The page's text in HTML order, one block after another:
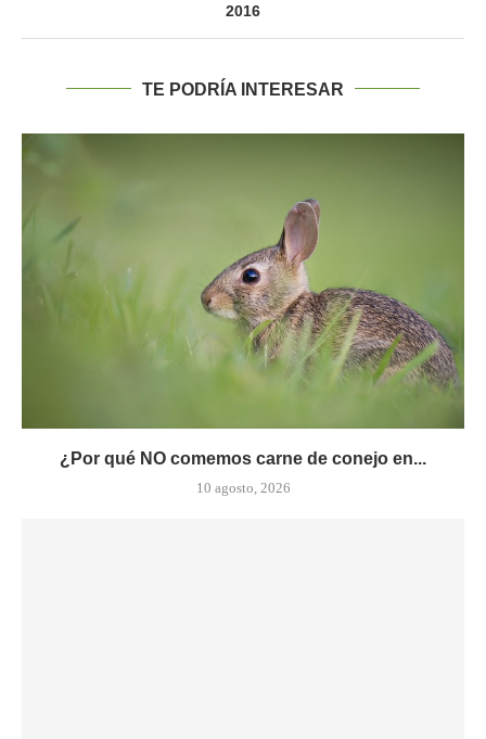
2016
TE PODRÍA INTERESAR
¿Por qué NO comemos carne de conejo en...
10 agosto, 2026